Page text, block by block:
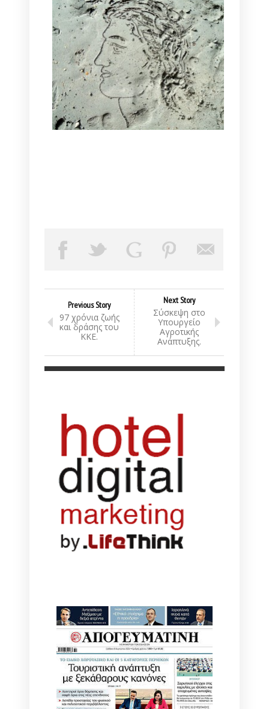
Previous Story
97 χρόνια ζωής
και δράσης του
ΚΚΕ.
Next Story
Σύσκεψη στο
Υπουργείο
Αγροτικής
Ανάπτυξης.